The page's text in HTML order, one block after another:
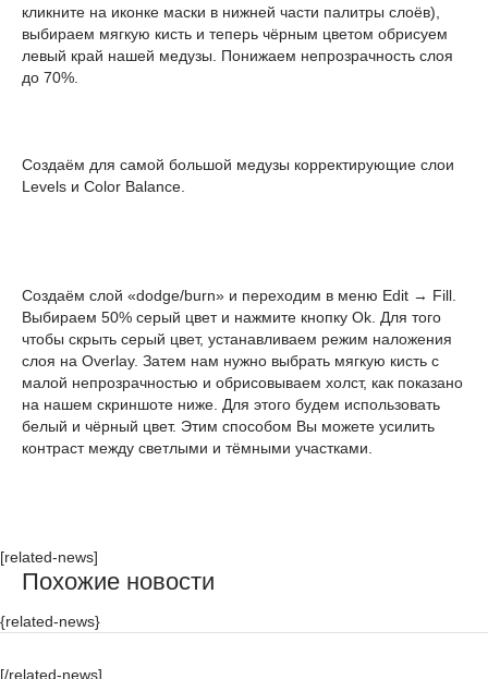
кликните на иконке маски в нижней части палитры слоёв),
выбираем мягкую кисть и теперь чёрным цветом обрисуем
левый край нашей медузы. Понижаем непрозрачность слоя
до 70%.
Создаём для самой большой медузы корректирующие слои
Levels и Color Balance.
Создаём слой «dodge/burn» и переходим в меню Edit → Fill.
Выбираем 50% серый цвет и нажмите кнопку Оk. Для того
чтобы скрыть серый цвет, устанавливаем режим наложения
слоя на Overlay. Затем нам нужно выбрать мягкую кисть с
малой непрозрачностью и обрисовываем холст, как показано
на нашем скриншоте ниже. Для этого будем использовать
белый и чёрный цвет. Этим способом Вы можете усилить
контраст между светлыми и тёмными участками.
[related-news]
Похожие новости
{related-news}
[/related-news]